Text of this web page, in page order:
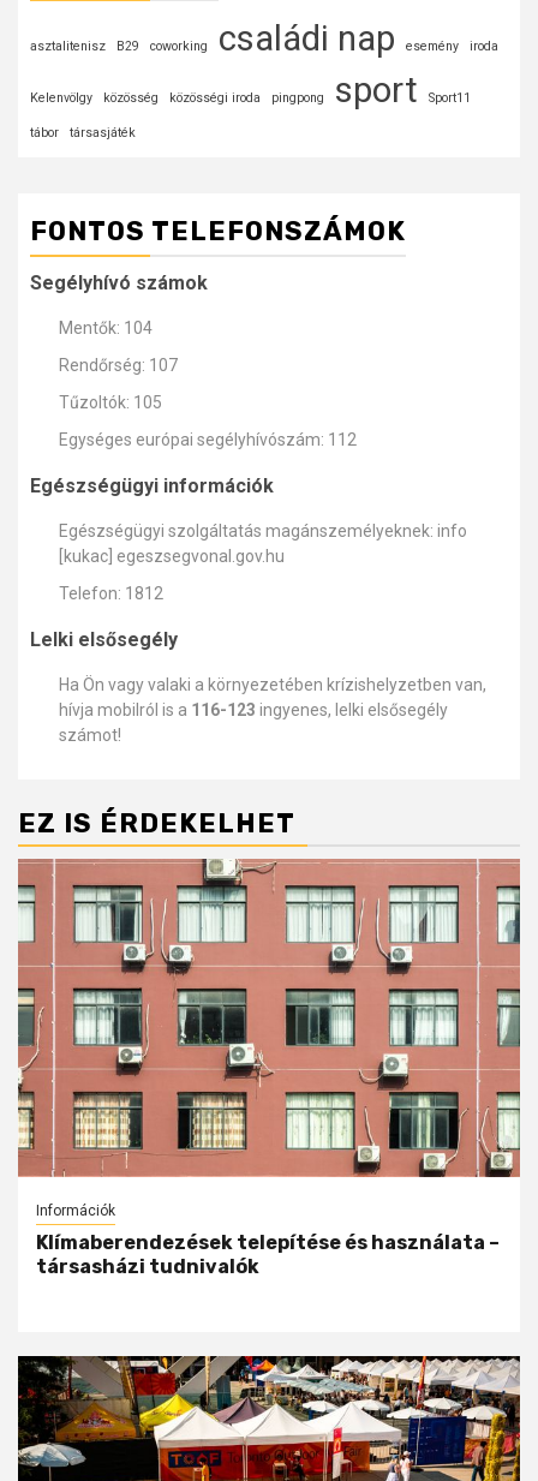
asztalitenisz B29 coworking családi nap esemény iroda
Kelenvölgy közösség közösségi iroda pingpong sport Sport11
tábor társasjáték
FONTOS TELEFONSZÁMOK
Segélyhívó számok
Mentők: 104
Rendőrség: 107
Tűzoltók: 105
Egységes európai segélyhívószám: 112
Egészségügyi információk
Egészségügyi szolgáltatás magánszemélyeknek: info
[kukac] egeszsegvonal.gov.hu
Telefon: 1812
Lelki elsősegély
Ha Ön vagy valaki a környezetében krízishelyzetben van,
hívja mobilról is a 116-123 ingyenes, lelki elsősegély
számot!
EZ IS ÉRDEKELHET
Információk
Klímaberendezések telepítése és használata –
társasházi tudnivalók